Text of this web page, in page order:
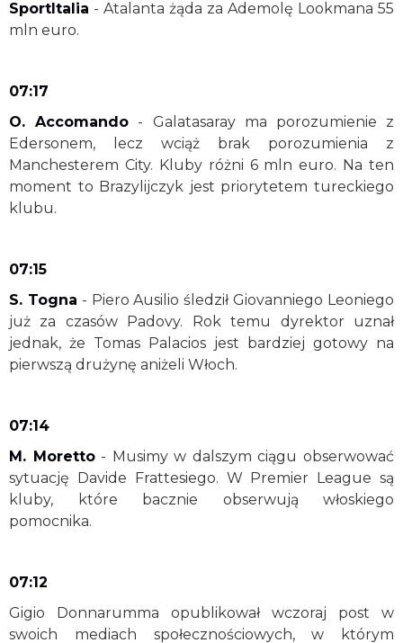
SportItalia - Atalanta żąda za Ademolę Lookmana 55
mln euro.
07:17
O. Accomando - Galatasaray ma porozumienie z
Edersonem, lecz wciąż brak porozumienia z
Manchesterem City. Kluby różni 6 mln euro. Na ten
moment to Brazylijczyk jest priorytetem tureckiego
klubu.
07:15
S. Togna - Piero Ausilio śledził Giovanniego Leoniego
już za czasów Padovy. Rok temu dyrektor uznał
jednak, że Tomas Palacios jest bardziej gotowy na
pierwszą drużynę aniżeli Włoch.
07:14
M. Moretto- Musimy w dalszym ciągu obserwować
sytuację Davide Frattesiego. W Premier League są
kluby, które bacznie obserwują włoskiego
pomocnika.
07:12
Gigio Donnarumma opublikował wczoraj post w
swoich mediach społecznościowych, w którym